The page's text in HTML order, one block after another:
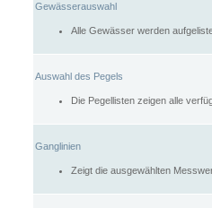
Gewässerauswahl
Alle Gewässer werden
Auswahl des Pegels
Die Pegellisten zeigen alle
Ganglinien
Zeigt die ausgewählten